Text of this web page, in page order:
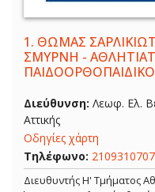
1. ΘΩΜΑΣ
ΣΜΥΡΝΗ -
Διεύθυνση: Λεωφ. Ελ.
Αττικής
Οδηγίες χάρτη
Τηλέφωνο: 2109310707
Διευθυντής Η' Τμήματος